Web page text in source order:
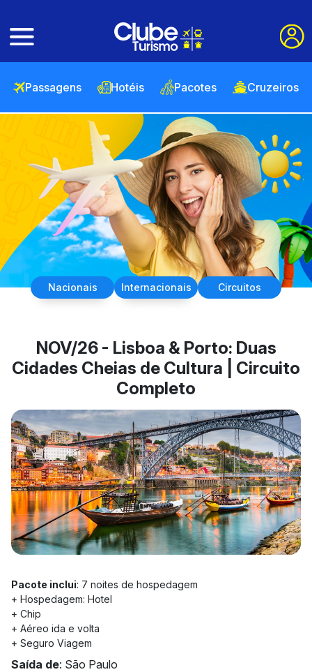
Passagens Hotéis Pacotes Cruzeiros
Nacionais Internacionais Circuitos
NOV/26 - Lisboa & Porto: Duas
Cidades Cheias de Cultura | Circuito
Completo
Pacote inclui: 7 noites de hospedagem
+ Hospedagem: Hotel
+ Chip
+ Aéreo ida e volta
+ Seguro Viagem
Saída de: São Paulo